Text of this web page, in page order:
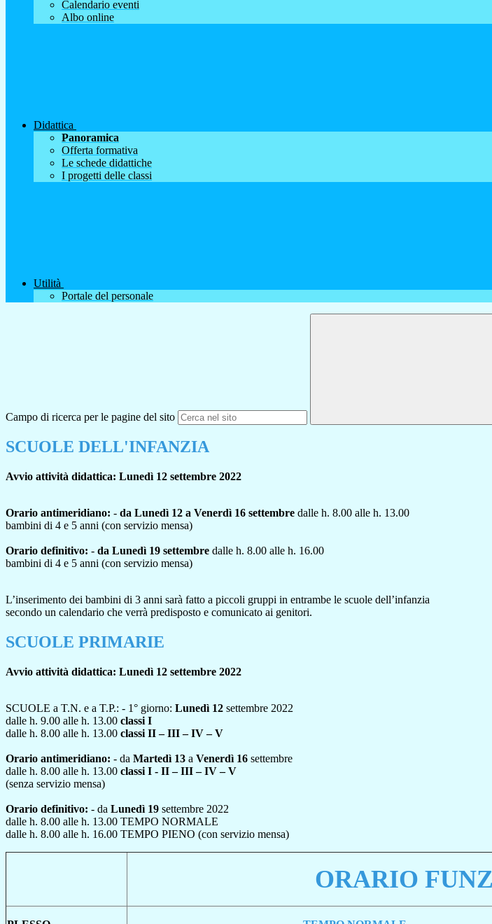
Calendario eventi
Albo online
Didattica
Panoramica
Offerta formativa
Le schede didattiche
I progetti delle classi
Utilità
Portale del personale
Campo di ricerca per le pagine del sito
SCUOLE DELL'INFANZIA
Avvio attività didattica: Lunedì 12 settembre 2022
Orario antimeridiano: - da Lunedì 12 a Venerdì 16 settembre dalle h. 8.00 alle h. 13.00
bambini di 4 e 5 anni (con servizio mensa)
Orario definitivo: - da Lunedì 19 settembre dalle h. 8.00 alle h. 16.00
bambini di 4 e 5 anni (con servizio mensa)
L’inserimento dei bambini di 3 anni sarà fatto a piccoli gruppi in entrambe le scuole dell’infanzia
secondo un calendario che verrà predisposto e comunicato ai genitori.
SCUOLE PRIMARIE
Avvio attività didattica: Lunedì 12 settembre 2022
SCUOLE a T.N. e a T.P.: - 1° giorno: Lunedì 12 settembre 2022
dalle h. 9.00 alle h. 13.00 classi I
dalle h. 8.00 alle h. 13.00 classi II – III – IV – V
Orario antimeridiano: - da Martedì 13 a Venerdì 16 settembre
dalle h. 8.00 alle h. 13.00 classi I - II – III – IV – V
(senza servizio mensa)
Orario definitivo: - da Lunedì 19 settembre 2022
dalle h. 8.00 alle h. 13.00 TEMPO NORMALE
dalle h. 8.00 alle h. 16.00 TEMPO PIENO (con servizio mensa)
ORARIO